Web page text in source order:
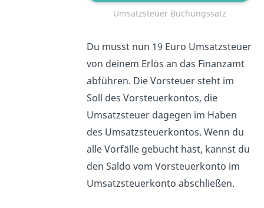
Umsatzsteuer Buchungssatz
Du musst nun 19 Euro Umsatzsteuer
von deinem Erlös an das Finanzamt
abführen. Die Vorsteuer steht im
Soll des Vorsteuerkontos, die
Umsatzsteuer dagegen im Haben
des Umsatzsteuerkontos. Wenn du
alle Vorfälle gebucht hast, kannst du
den Saldo vom Vorsteuerkonto im
Umsatzsteuerkonto abschließen.